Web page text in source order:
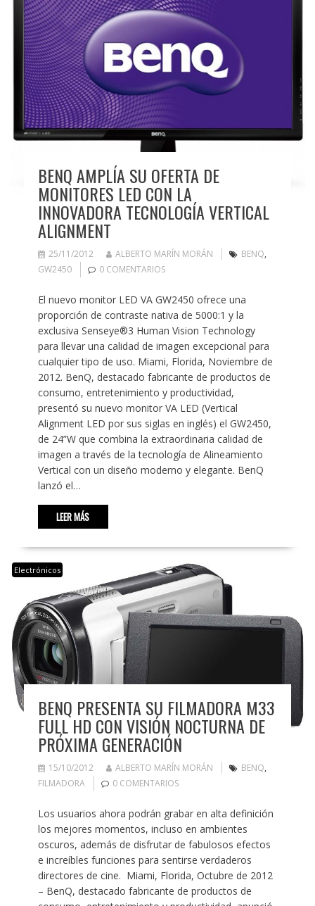
BENQ AMPLÍA SU OFERTA DE
MONITORES LED CON LA
INNOVADORA TECNOLOGÍA VERTICAL
ALIGNMENT
25/11/2012 ALBERTO MARÍN MORÁN BENQ,
GW2450
0 COMENTARIOS
El nuevo monitor LED VA GW2450 ofrece una
proporción de contraste nativa de 5000:1 y la
exclusiva Senseye®3 Human Vision Technology
para llevar una calidad de imagen excepcional para
cualquier tipo de uso. Miami, Florida, Noviembre de
2012. BenQ, destacado fabricante de productos de
consumo, entretenimiento y productividad,
presentó su nuevo monitor VA LED (Vertical
Alignment LED por sus siglas en inglés) el GW2450,
de 24”W que combina la extraordinaria calidad de
imagen a través de la tecnología de Alineamiento
Vertical con un diseño moderno y elegante. BenQ
lanzó el…
LEER MÁS
Electrónicos
BENQ PRESENTA SU FILMADORA M33
FULL HD CON VISIÓN NOCTURNA DE
PRÓXIMA GENERACIÓN
15/10/2012 ALBERTO MARÍN MORÁN BENQ,
FILMADORA
0 COMENTARIOS
Los usuarios ahora podrán grabar en alta definición
los mejores momentos, incluso en ambientes
oscuros, además de disfrutar de fabulosos efectos
e increíbles funciones para sentirse verdaderos
directores de cine. Miami, Florida, Octubre de 2012
– BenQ, destacado fabricante de productos de